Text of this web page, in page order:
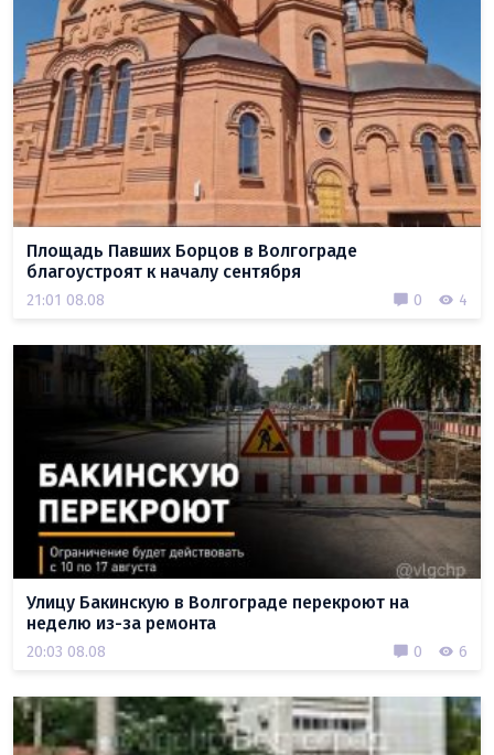
Площадь Павших Борцов в Волгограде
благоустроят к началу сентября
21:01 08.08 0 4
Улицу Бакинскую в Волгограде перекроют на
неделю из-за ремонта
20:03 08.08 0 6